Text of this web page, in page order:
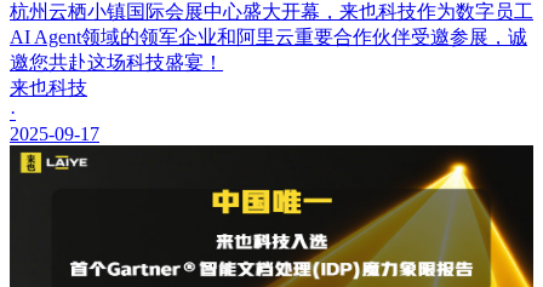
杭州云栖小镇国际会展中心盛大开幕，来也科技作为数字员工
AI Agent领域的领军企业和阿里云重要合作伙伴受邀参展，诚
邀您共赴这场科技盛宴！
来也科技
·
2025-09-17